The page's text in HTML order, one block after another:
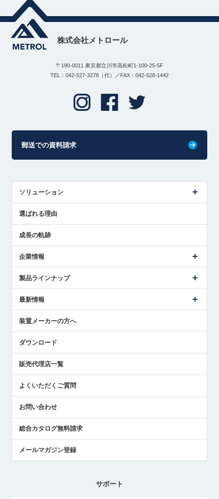
株式会社メトロール
〒190-0011 東京都立川市高松町1-100-25-5F
TEL：042-527-3278（代）／FAX：042-528-1442
郵送での資料請求
ソリューション
解決策提案
選ばれる理由
成長の軌跡
企業情報
ごあいさつ
受賞履歴
採用情報
国/地域/言語
製品ラインナップ
ツールセッタ製品
エアマイクロセンサ製品
最新情報
メトロールの技術
社員ブログ
中小企業のBCP地震対策
センサのテクニカルガイド
社長ブログ
装置メーカーの方へ
ダウンロード
販売代理店一覧
よくいただくご質問
お問い合わせ
総合カタログ無料請求
メールマガジン登録
サポート